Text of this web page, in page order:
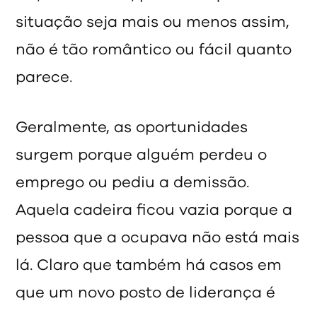
situação seja mais ou menos assim,
não é tão romântico ou fácil quanto
parece.
Geralmente, as oportunidades
surgem porque alguém perdeu o
emprego ou pediu a demissão.
Aquela cadeira ficou vazia porque a
pessoa que a ocupava não está mais
lá. Claro que também há casos em
que um novo posto de liderança é